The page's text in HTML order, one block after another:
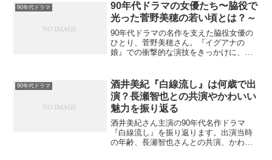
90年代ドラマ
90年代ドラマの女優たち〜脇役で
光った菅野美穂の若い頃とは？～
90年代ドラマの名作を支えた脇役女優の
ひとり、菅野美穂さん。『イグアナの
娘』での衝撃的な演技をきっかけに、透
から現在の知性派女優としての姿まで、
90年代ドラマとともに歩んだ菅野美穂さ
んの軌跡を振り返ります。
90年代ドラマ
酒井美紀『白線流し』は何歳で出
演？長瀬智也との共演やかわいい
魅力を振り返る
酒井美紀さん主演の90年代名作ドラマ
『白線流し』を振り返ります。出演当時
の年齢、長瀬智也さんとの共演、かわい